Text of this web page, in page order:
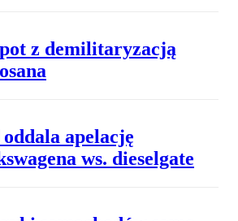
z demilitaryzacją
oddala apelację
ws. dieselgate